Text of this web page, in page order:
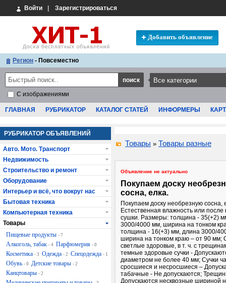
Войти Зарегистрироваться
Добавить объявление
Регион - Повсеместно
С изображениями
ГЛАВНАЯ РУБРИКАТОР КАТАЛОГ СТАТЕЙ ИНФОРМЕРЫ
Товары » Товары разные
Объявление не актуально
Покупаем доску
сосна, елка.
Покупаем доску необрезную сосна,
Естественная влажность или после
сушки. Размеры: толщина - 35(+2)
3000/4000 мм, ширина на тонком
толщина - 16(+3) мм, длина 3000/
ширина на тонком краю – от 90 мм;
светлые здоровые, в т. ч. с
темные здоровые сучки -
диаметром не более 40 мм; Сучки
сросшиеся и несросшиеся –
табачные - Не допускаются;
Допускаются несквозные шириной
РУБРИКАТОР ОБЪЯВЛЕНИЙ
Авто. Мото. Транспорт
Недвижимость
Строительство и ремонт
Оборудование
Интерьер и всё, что вокруг нас
Бытовая техника
Компьютерная техника
Товары
Пищевые продукты - 7
Алкоголь, табак - 4 Парфюмерия - 0
Косметика - 3 Одежда - 2 Спецодежда - 1
Обувь - 0 Детские товары - 2
Канцтовары - 2